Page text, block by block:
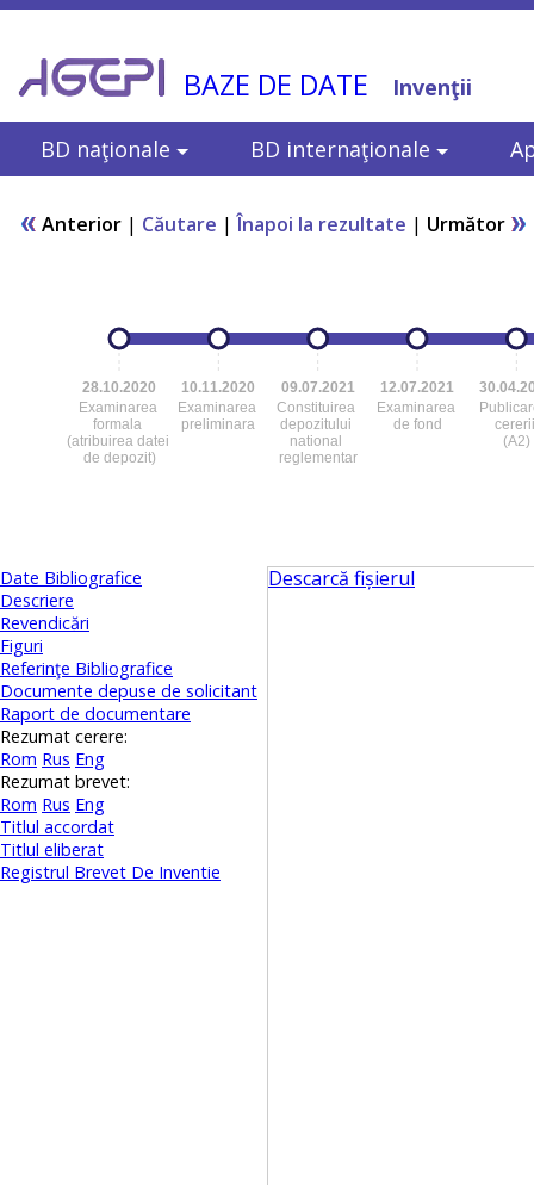
BAZE DE DATE Invenţii
BD naţionale BD internaţionale
Anterior | Căutare |Înapoi la rezultate | Următor
28.10.2020
Examinarea
formala
(atribuirea datei
de depozit)
10.11.2020
Examinarea
preliminara
09.07.2021
Constituirea
depozitului
national
reglementar
12.07.2021
Examinarea
de fond
cererii
(A2)
Date Bibliografice
Descriere
Revendicări
Figuri
Referinţe Bibliografice
Documente depuse de solicitant
Raport de documentare
Rezumat cerere:
Rom Rus Eng
Rezumat brevet:
Rom Rus Eng
Titlul accordat
Titlul eliberat
Registrul Brevet De Inventie
Descarcă fișierul